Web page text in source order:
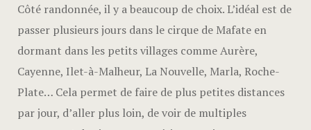
Côté randonnée, il y a beaucoup de choix. L’idéal est de
passer plusieurs jours dans le cirque de Mafate en
dormant dans les petits villages comme Aurère,
Cayenne, Ilet-à-Malheur, La Nouvelle, Marla, Roche-
Plate… Cela permet de faire de plus petites distances
par jour, d’aller plus loin, de voir de multiples